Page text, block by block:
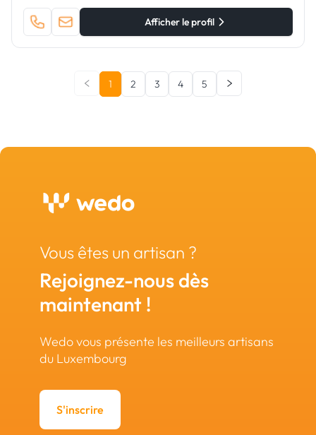
Afficher le profil
1 2 3 4 5
Vous êtes un artisan ?
Rejoignez-nous dès
maintenant !
Wedo vous présente les meilleurs artisans
du Luxembourg
S'inscrire